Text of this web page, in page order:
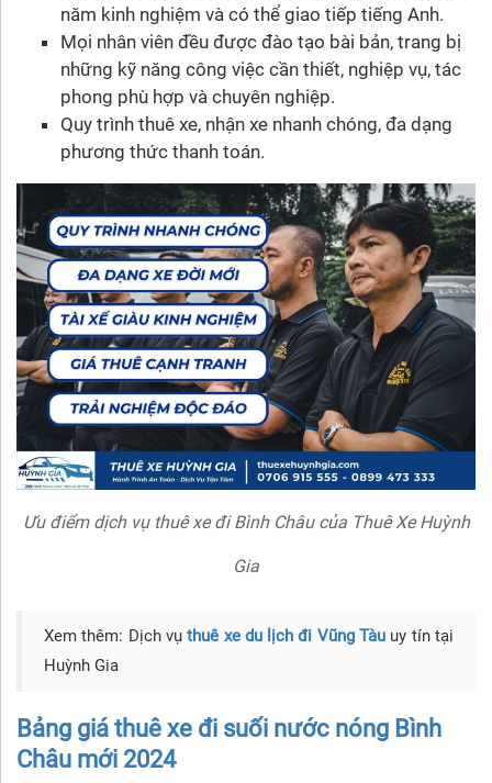
năm kinh nghiệm và có thể giao tiếp tiếng Anh.
Mọi nhân viên đều được đào tạo bài bản, trang bị
những kỹ năng công việc cần thiết, nghiệp vụ, tác
phong phù hợp và chuyên nghiệp.
Quy trình thuê xe, nhận xe nhanh chóng, đa dạng
phương thức thanh toán.
Ưu điểm dịch vụ thuê xe đi Bình Châu của Thuê Xe Huỳnh
Gia
Xem thêm: Dịch vụ thuê xe du lịch đi Vũng Tàu uy tín tại
Huỳnh Gia
Bảng giá thuê xe đi suối nước nóng Bình
Châu mới 2024